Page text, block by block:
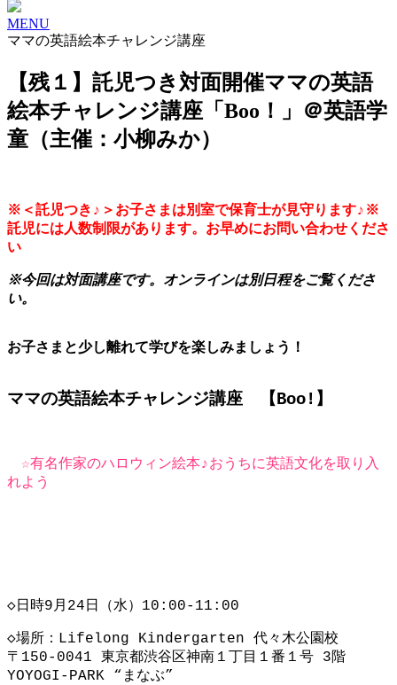
MENU
ママの英語絵本チャレンジ講座
【残１】託児つき対面開催ママの英語
絵本チャレンジ講座「Boo！」＠英語学
童（主催：小柳みか）
※＜託児つき♪＞お子さまは別室で保育士が見守ります♪※
託児には人数制限があります。お早めにお問い合わせくださ
い
※今回は対面講座です。オンラインは別日程をご覧くださ
い。
お子さまと少し離れて学びを楽しみましょう！
ママの英語絵本チャレンジ講座 【Boo!】
☆有名作家のハロウィン絵本♪おうちに英語文化を取り入
れよう
◇日時9月24日（水）10:00-11:00
◇場所：Lifelong Kindergarten 代々木公園校
〒150-0041 東京都渋谷区神南１丁目１番１号 3階
YOYOGI-PARK “まなぶ”